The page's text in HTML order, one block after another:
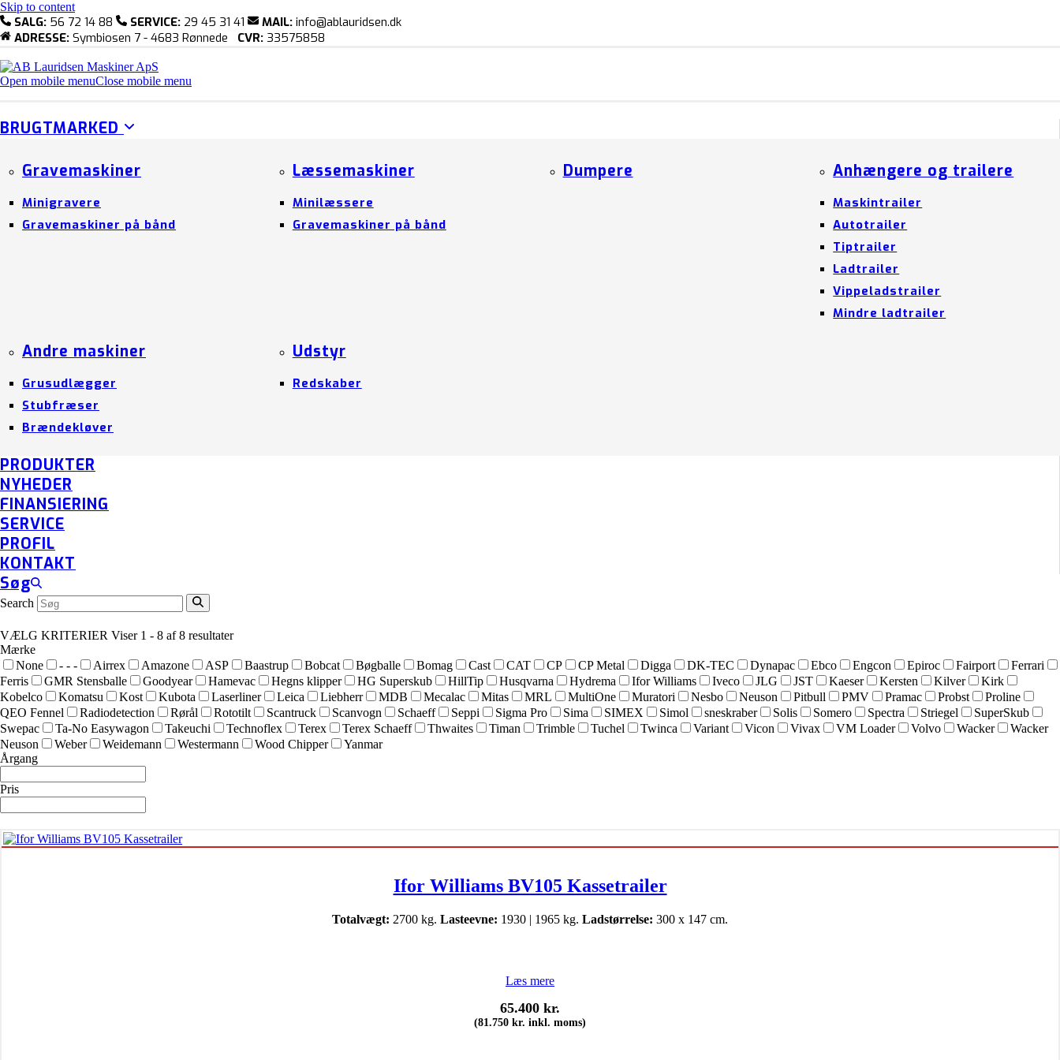
Skip to content
SALG: 56 72 14 88 SERVICE: 29 45 31 41 MAIL: info@ablauridsen.dk
ADRESSE: Symbiosen 7 - 4683 Rønnede CVR: 33575858
Open mobile menuClose mobile menu
BRUGTMARKED
Gravemaskiner
Minigravere
Gravemaskiner på bånd
Læssemaskiner
Minilæssere
Gravemaskiner på bånd
Dumpere Anhængere og trailere
Maskintrailer
Autotrailer
Tiptrailer
Ladtrailer
Vippeladstrailer
Mindre ladtrailer
Andre maskiner
Grusudlægger
Stubfræser
Brændekløver
Udstyr
Redskaber
PRODUKTER
NYHEDER
FINANSIERING
SERVICE
PROFIL
KONTAKT
Søg
Search
VÆLG KRITERIER Viser 1 - 8 af 8 resultater
Mærke
None
- - - Airrex Amazone ASP Baastrup Bobcat Bøgballe Bomag Cast CAT CP CP Metal Digga DK-TEC Dynapac Ebco Engcon Epiroc Fairport
Ferrari
Ferris
GMR Stensballe Goodyear Hamevac Hegns klipper HG Superskub HillTip Husqvarna Hydrema Ifor Williams Iveco JLG JST Kaeser Kersten Kilver
Kirk
Kobelco
Komatsu Kost Kubota Laserliner Leica Liebherr MDB Mecalac Mitas MRL MultiOne Muratori Nesbo Neuson Pitbull PMV Pramac Probst
Proline
QEO Fennel
Radiodetection Rørål Rototilt Scantruck Scanvogn Schaeff Seppi Sigma Pro Sima SIMEX Simol sneskraber Solis Somero Spectra Striegel
SuperSkub
Swepac
Ta-No Easywagon Takeuchi Technoflex Terex Terex Schaeff Thwaites Timan Trimble Tuchel Twinca Variant Vicon Vivax VM Loader Volvo Wacker
Wacker
Neuson
Weber Weidemann Westermann Wood Chipper
Yanmar
Årgang
Pris
Ifor Williams BV105 Kassetrailer
Totalvægt: 2700 kg. Lasteevne: 1930 | 1965 kg. Ladstørrelse: 300 x 147 cm.
Læs mere
65.400 kr.
(81.750 kr. inkl. moms)